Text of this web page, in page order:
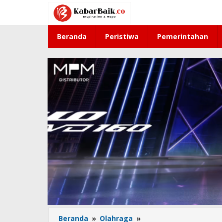
konten
Beranda Peristiwa Pemerintahan
Beranda » Olahraga »